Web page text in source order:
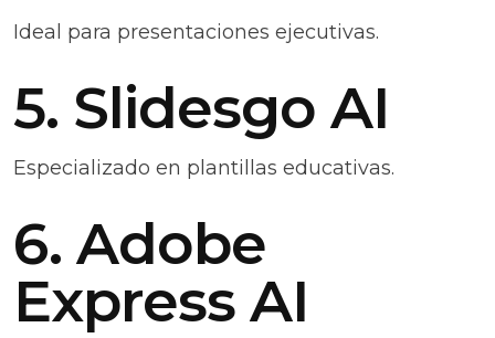
Ideal para presentaciones ejecutivas.
5. Slidesgo AI
Especializado en plantillas educativas.
6. Adobe
Express AI